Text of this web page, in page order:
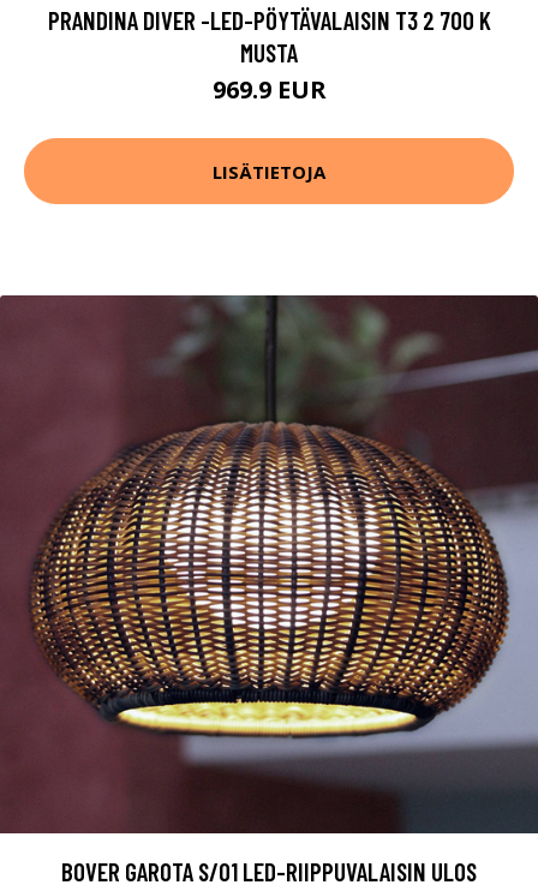
PRANDINA DIVER -LED-PÖYTÄVALAISIN T3 2 700 K
MUSTA
969.9 EUR
LISÄTIETOJA
BOVER GAROTA S/01 LED-RIIPPUVALAISIN ULOS